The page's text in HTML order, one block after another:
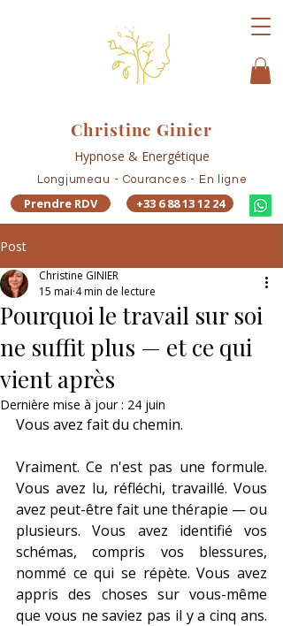
Christine Ginier
Hypnose & Energétique
Longjumeau - Courances - En ligne
Prendre RDV +33 6 88 13 12 24
Post
Pourquoi le travail sur soi
ne suffit plus — et ce qui
vient après
Christine GINIER
15 mai 4 min de lecture
Dernière mise à jour : 24 juin
Vous avez fait du chemin.
Vraiment. Ce n'est pas une formule.
Vous avez lu, réfléchi, travaillé. Vous
avez peut-être fait une thérapie — ou
plusieurs. Vous avez identifié vos
schémas, compris vos blessures,
nommé ce qui se répète. Vous avez
appris des choses sur vous-même
que vous ne saviez pas il y a cinq ans.